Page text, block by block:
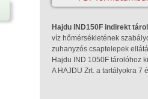
Hajdu IND150F indirekt
víz hőmérsékletének
zuhanyzós csaptelepek
Hajdu IND 1050F tárolóhoz
A HAJDU Zrt. a tartályokra 7